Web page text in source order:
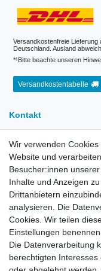
Versandkostenfreie
Deutschland. Ausland
*¹Bitte beachte unseren
Versandkostentabelle
Kontakt
E-Mail:info[at]kreativplotter.de
Telefon:0202-87063640
Öffnungszeiten:
Montag bis Freitag von 8.30 -
Kontaktformular
Informationen
Wir verwenden
Website und
Besucher:innen
Inhalte und Anzeigen
Drittanbietern
analysieren. Die
Cookies. Wir teilen
Einstellungen benennen.
Die Datenverarbeitung
berechtigten